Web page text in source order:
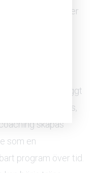
sig. Träningen ger
levande och
sig tillbaka.
som är byggt
av workshops,
skapas
som en
program över tid.